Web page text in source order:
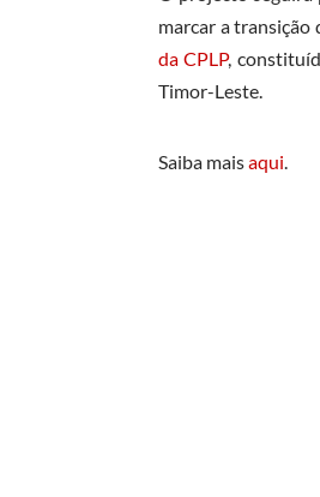
marcar a transição
da CPLP,
Timor-Leste.
Saiba maisaqui.